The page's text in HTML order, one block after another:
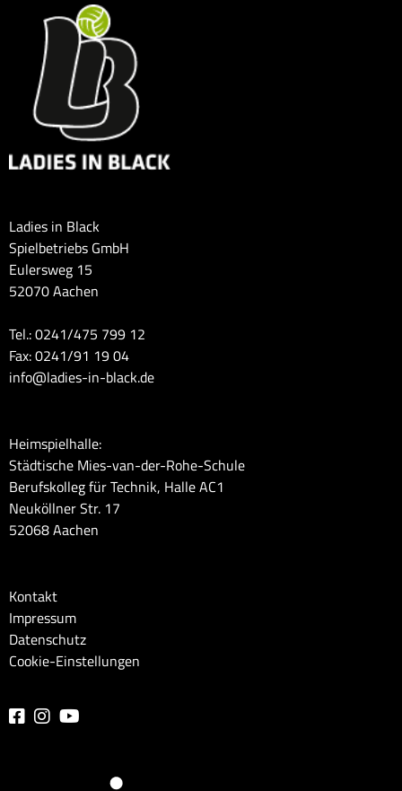
Ladies in Black
Spielbetriebs GmbH
Eulersweg 15
52070 Aachen
Tel.: 0241/475 799 12
Fax: 0241/91 19 04
info@ladies-in-black.de
Heimspielhalle:
Städtische Mies-van-der-Rohe-Schule
Berufskolleg für Technik, Halle AC1
Neuköllner Str. 17
52068 Aachen
Kontakt
Impressum
Datenschutz
Cookie-Einstellungen